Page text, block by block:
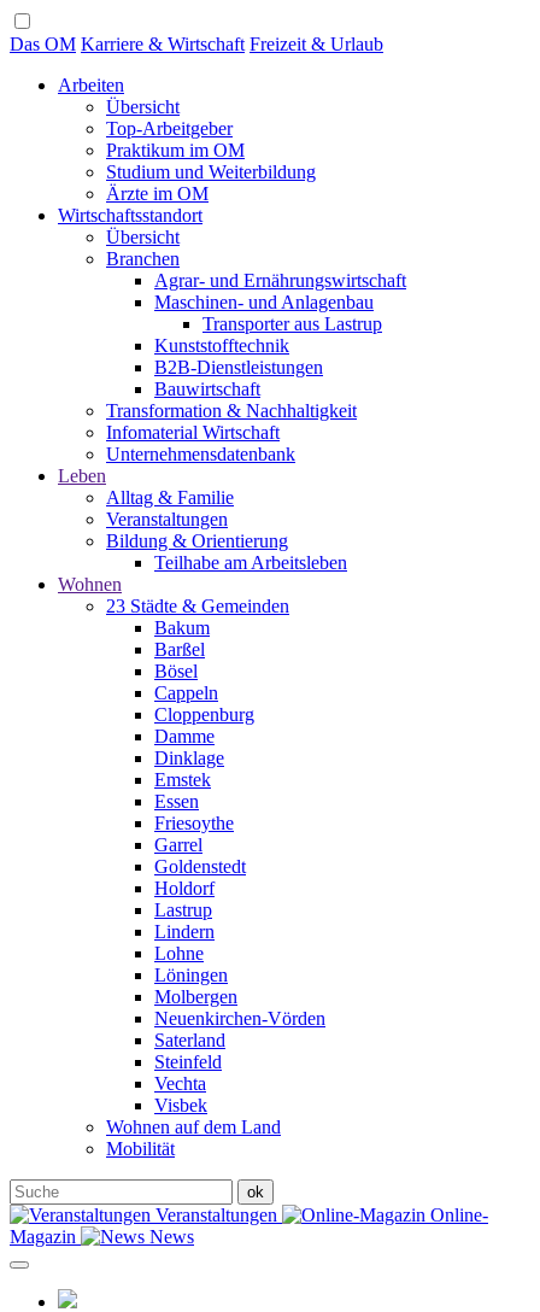
Das OM Karriere & Wirtschaft Freizeit & Urlaub
Arbeiten
Übersicht
Top-Arbeitgeber
Praktikum im OM
Studium und Weiterbildung
Ärzte im OM
Wirtschaftsstandort
Übersicht
Branchen
Agrar- und Ernährungswirtschaft
Maschinen- und Anlagenbau
Transporter aus Lastrup
Kunststofftechnik
B2B-Dienstleistungen
Bauwirtschaft
Transformation & Nachhaltigkeit
Infomaterial Wirtschaft
Unternehmensdatenbank
Leben
Alltag & Familie
Veranstaltungen
Bildung & Orientierung
Teilhabe am Arbeitsleben
Wohnen
23 Städte & Gemeinden
Bakum
Barßel
Bösel
Cappeln
Cloppenburg
Damme
Dinklage
Emstek
Essen
Friesoythe
Garrel
Goldenstedt
Holdorf
Lastrup
Lindern
Lohne
Löningen
Molbergen
Neuenkirchen-Vörden
Saterland
Steinfeld
Vechta
Visbek
Wohnen auf dem Land
Mobilität
Veranstaltungen
Online-
Magazin
News